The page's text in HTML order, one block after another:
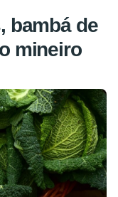
bambá de
mineiro